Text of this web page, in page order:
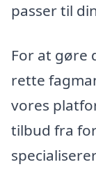
passer til
For at gøre
rette
vores
tilbud fra